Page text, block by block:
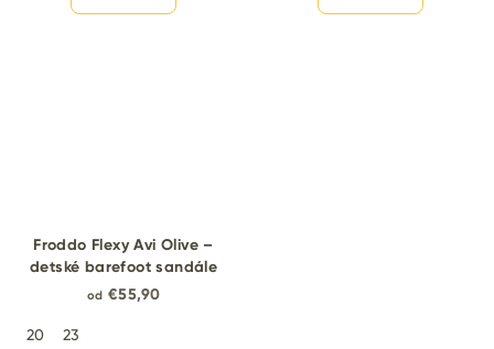
Froddo Flexy Avi Olive –
detské barefoot sandále
od €55,90
20
23